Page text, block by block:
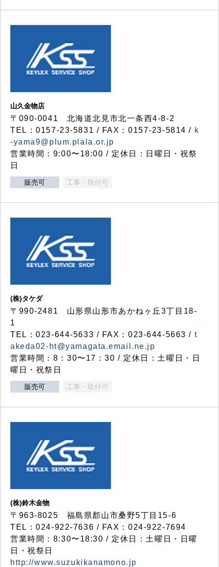
山久金物店
〒090-0041 北海道北見市北一条西4-8-2
TEL：0157-23-5831 / FAX：0157-23-5814 / k
-yama9@plum.plala.or.jp
営業時間：9:00〜18:00 / 定休日：日曜日・祝祭
日
販売可 工事・取付可
(株)タケダ
〒990-2481 山形県山形市あかねヶ丘3丁目18-
1
TEL：023-644-5633 / FAX：023-644-5663 / t
akeda02-ht@yamagata.email.ne.jp
営業時間：8：30〜17：30 / 定休日：土曜日・日
曜日・祝祭日
販売可 工事・取付可
(株)鈴木金物
〒963-8025 福島県郡山市桑野5丁目15-6
TEL：024-922-7636 / FAX：024-922-7694
営業時間：8:30〜18:30 / 定休日：土曜日・日曜
日・祝祭日
http://www.suzukikanamono.jp